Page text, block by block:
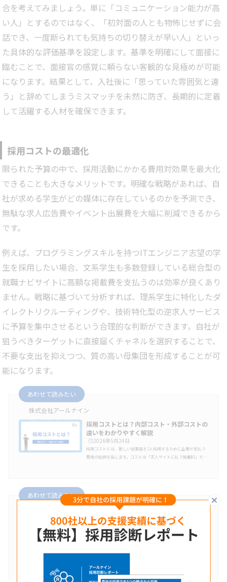
合を考えてみましょう。単に「コミュニケーション能力が高
い人」とするのではなく、「初対面の人とも物怖じせずに会
話でき、一度断られても気持ちの切り替えが早い人」といっ
た具体的な評価基準を設定します。基準を明確にして面接に
臨むことで、面接官の感覚に頼らない客観的な見極めが可能
になります。結果として、入社後に「思っていた雰囲気と違
う」と辞めてしまうミスマッチを未然に防ぎ、長期的に定着
して活躍する人材を確保できます。
採用コストの最適化
限られた予算の中で、採用活動にかかる費用対効果を最大化
できることも大きなメリットです。明確な戦略があれば、自
社が求める学生がどの媒体に存在しているのかを予測でき、
無駄な求人広告費やイベント出展費を大幅に削減できるから
です。
例えば、プログラミングスキルを持つITエンジニア志望の学
生を採用したい場合、文系学生も多数登録している総合型の
就職ナビサイトに高額な掲載費を支払うのは効率が良くあり
ません。戦略に基づいて分析すれば、理系学生に特化したダ
イレクトリクルーティングや、技術特化型の逆求人サービス
に予算を集中させるという合理的な判断ができます。自社が
狙うべきターゲットに直接届くチャネルを選択することで、
不要な支出を抑えつつ、質の高い母集団を形成することが可
能になります。
あわせて読みたい
株式会社アールナイン
採用コストとは？内部コスト・外部コストの
違いをわかりやすく解説
🕒️2026年5月24日
採用コストとは、新しい従業員を1人採用するために企業が支払う
費用の総額を指します。コストは「求人サイトに払う掲載料」だけ
の正体社外へ支払う「外部コスト」の具体的な内訳社内で発生する
「内部コスト」の見落としがちな具体例「採用コスト」と「採用単
あわせて読みたい
採用ROIとは？計算方法・成果の定義・改善
ポイントをわかりやすく解説
🕒️2026年3月31日
ん。採用人数や応募数だけでは、採用活動の良し悪しを正しく判断
することが難しくなってきています。そこで注目されているのが